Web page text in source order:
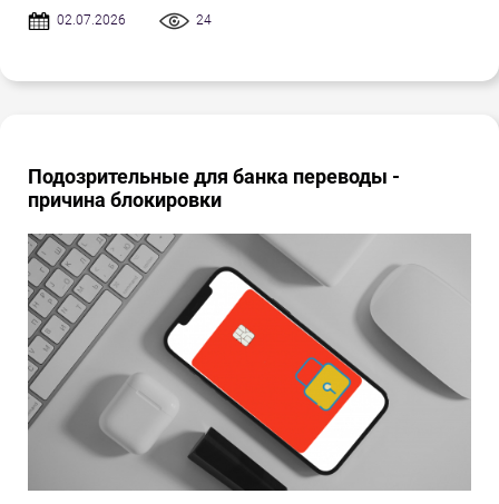
02.07.2026 24
Подозрительные для банка переводы -
причина блокировки